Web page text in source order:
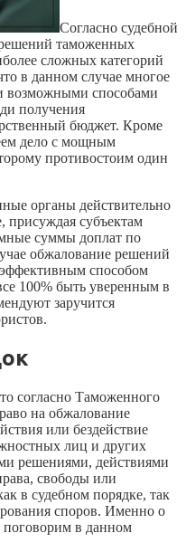
Согласно судебной
таможенных
сложных категорий
в данном случае многое
возможными способами
получения
бюджет. Кроме
дело с мощным
противостоим один
органы действительно
присуждая субъектам
суммы доплат по
обжалование решений
способом
100% быть уверенным в
заручится
согласно Таможенного
на обжалование
или бездействие
лиц и других
решениями, действиями
свободы или
в судебном порядке, так
споров. Именно о
поговорим в данном